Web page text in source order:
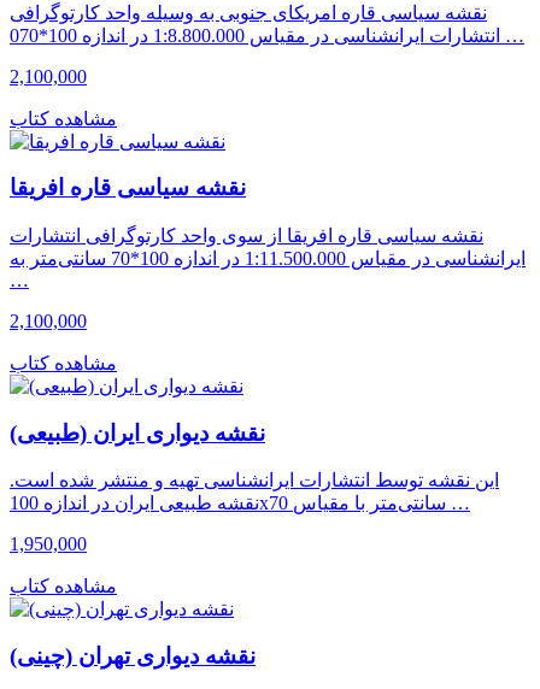
نقشه سیاسی قاره امریکای جنوبی به وسیله واحد کارتوگرافی
انتشارات ایرانشناسی در مقیاس 1:8.800.000 در اندازه 100*070 …
2,100,000
مشاهده کتاب
نقشه سیاسی قاره افریقا
نقشه سیاسی قاره افریقا از سوی واحد کارتوگرافی انتشارات
ایرانشناسی در مقیاس 1:11.500.000 در اندازه 100*70 سانتی‌متر به
…
2,100,000
مشاهده کتاب
نقشه دیواری ایران (طبیعی)
این نقشه توسط انتشارات ایرانشناسی تهیه و منتشر شده است.
نقشه طبیعی ایران در اندازه 100x70 سانتی‌متر با مقیاس …
1,950,000
مشاهده کتاب
نقشه دیواری تهران (چینی)